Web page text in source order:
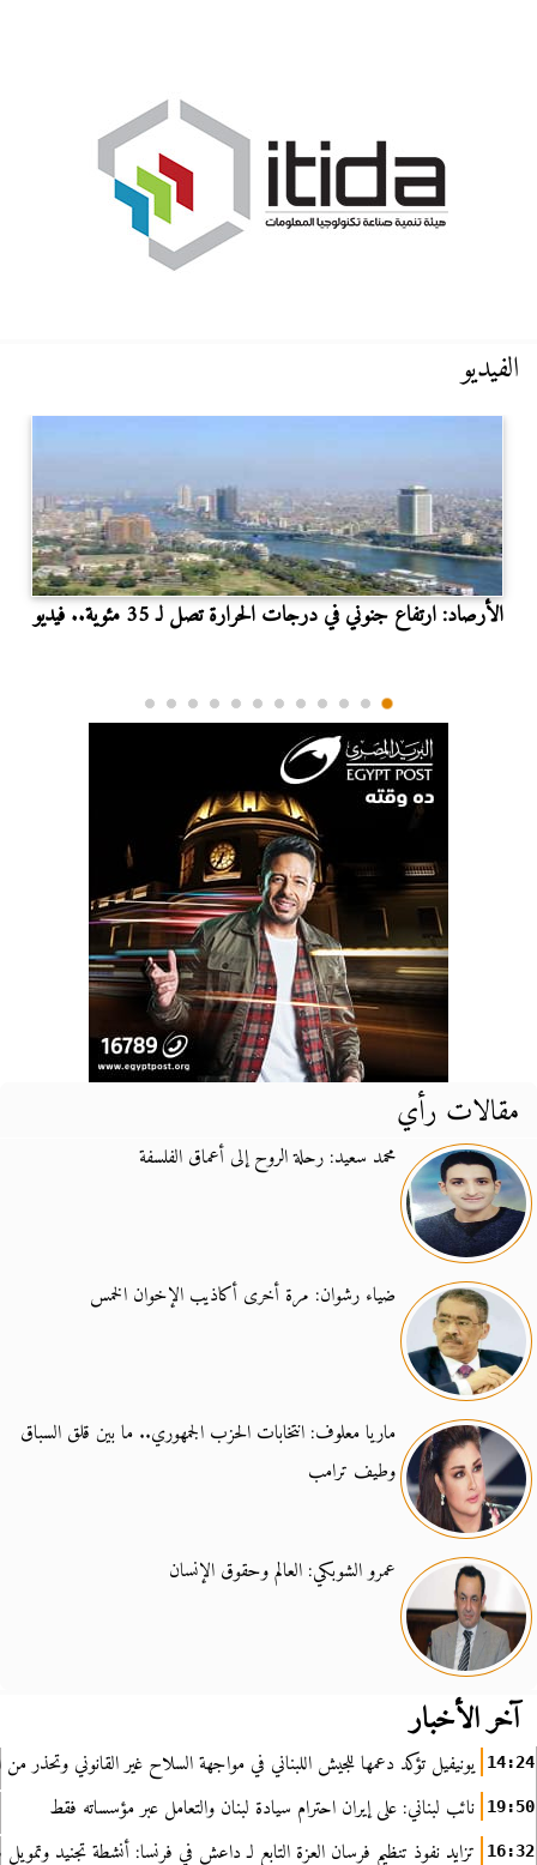
الفيديو
الأرصاد: ارتفاع جنوني في درجات الحرارة تصل لـ 35 مئوية.. فيديو
مقالات رأي
محمد سعيد: رحلة الروح إلى أعماق الفلسفة
ضياء رشوان: مرة أخرى أكاذيب الإخوان الخمس
ماريا معلوف: انتخابات الحزب الجمهوري.. ما بين قلق السباق
وطيف ترامب
عمرو الشوبكي: العالم وحقوق الإنسان
آخر الأخبار
14:24 يونيفيل تؤكد دعمها للجيش اللبناني في مواجهة السلاح غير القانوني وتحذر من
19:50 نائب لبناني: على إيران احترام سيادة لبنان والتعامل عبر مؤسساته فقط
16:32 تزايد نفوذ تنظيم فرسان العزة التابع لـ داعش في فرنسا: أنشطة تجنيد